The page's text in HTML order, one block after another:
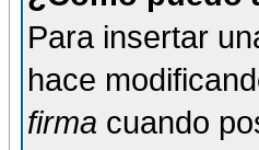
Para insertar
hace
firma cuando